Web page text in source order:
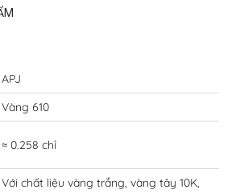
APJ
Vàng 610
≈ 0.258 chỉ
Với chất liệu vàng trắng, vàng tây 10K,